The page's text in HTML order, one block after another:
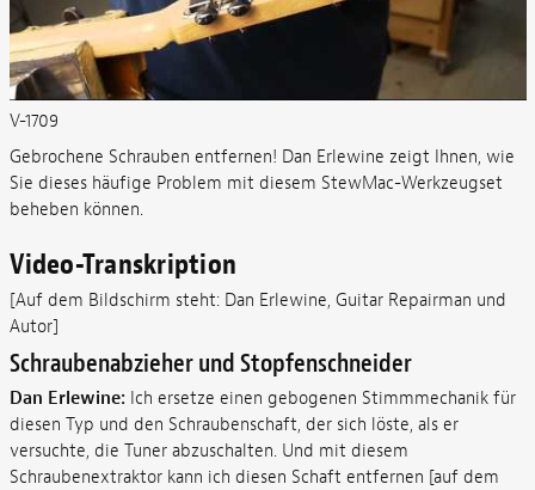
V-1709
Gebrochene Schrauben entfernen! Dan Erlewine zeigt Ihnen, wie
Sie dieses häufige Problem mit diesem StewMac-Werkzeugset
beheben können.
Video-Transkription
[Auf dem Bildschirm steht: Dan Erlewine, Guitar Repairman und
Autor]
Schraubenabzieher und Stopfenschneider
Dan Erlewine: Ich ersetze einen gebogenen Stimmmechanik für
diesen Typ und den Schraubenschaft, der sich löste, als er
versuchte, die Tuner abzuschalten. Und mit diesem
Schraubenextraktor kann ich diesen Schaft entfernen [auf dem